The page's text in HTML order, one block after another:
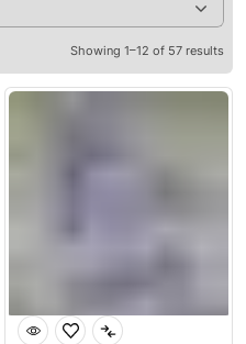
Showing 1–12 of 57 results